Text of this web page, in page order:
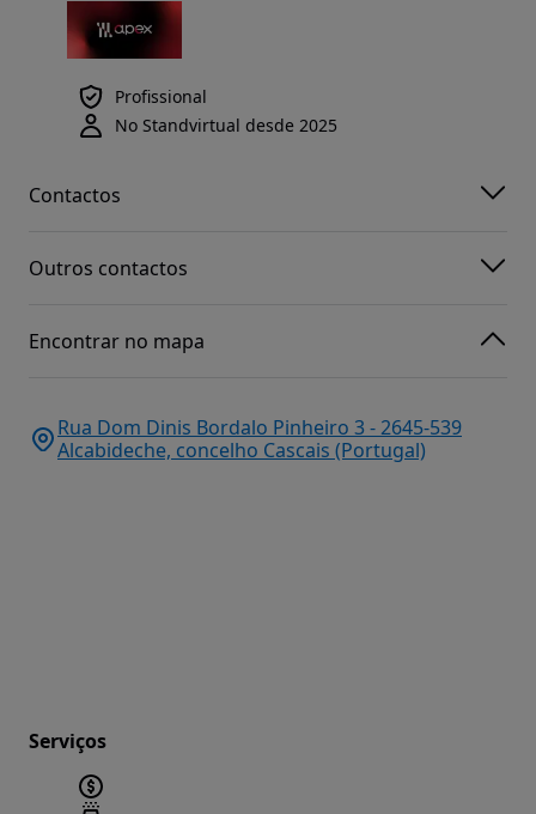
Profissional
No Standvirtual desde 2025
Contactos
Outros contactos
Encontrar no mapa
Rua Dom Dinis Bordalo Pinheiro 3 - 2645-539
Alcabideche, concelho Cascais (Portugal)
Serviços